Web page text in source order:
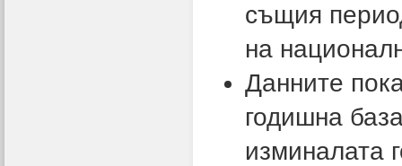
същия
на
Данните
годишна
изминалата